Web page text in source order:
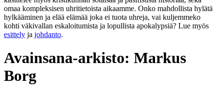
omaa kompleksisen uhritietoista aikaamme. Onko mahdollista hylätä
hylkääminen ja elää elämää joka ei tuota uhreja, vai kuljemmeko
kohti väkivallan eskaloitumista ja lopullista apokalypsiä? Lue myös
esittely ja johdanto.
Avainsana-arkisto: Markus
Borg